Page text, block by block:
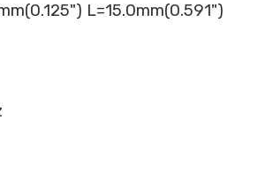
L=15.0mm(0.591")